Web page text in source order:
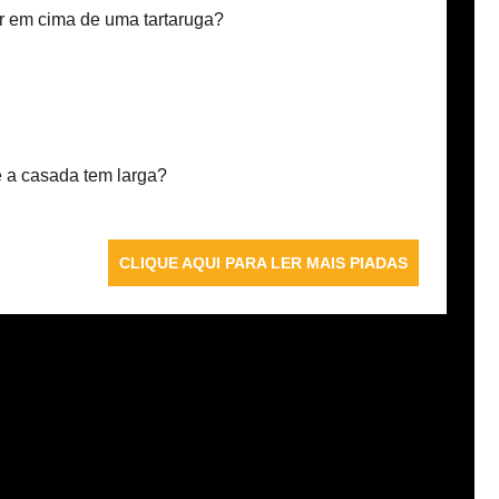
em cima de uma tartaruga?
a casada tem larga?
CLIQUE AQUI PARA LER MAIS PIADAS